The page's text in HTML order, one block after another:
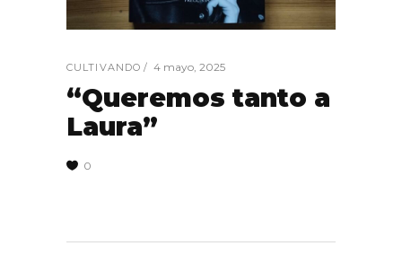
CULTIVANDO 4 mayo, 2025
“Queremos tanto a
Laura”
0